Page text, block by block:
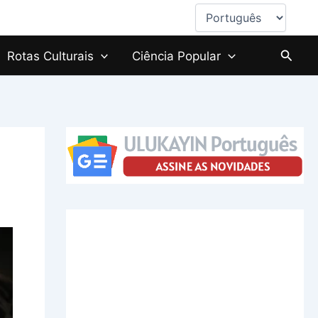
Escolha
um
idioma
Rotas Culturais Ciência Popular